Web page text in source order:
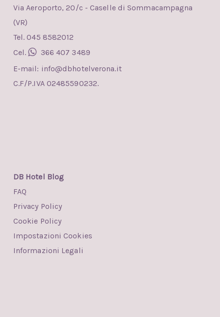
Via Aeroporto, 20/c - Caselle di Sommacampagna
(VR)
Tel. 045 8582012
Cel.
366 407 3489
E-mail: info@dbhotelverona.it
C.F/P.IVA 02485590232.
DB Hotel Blog
FAQ
Privacy Policy
Cookie Policy
Impostazioni Cookies
Informazioni Legali